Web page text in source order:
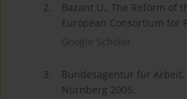
2.
Bazant U., The Reform of
European Consortium for
Google Scholar
3.
Bundesagentur für
Nürnberg 2005.